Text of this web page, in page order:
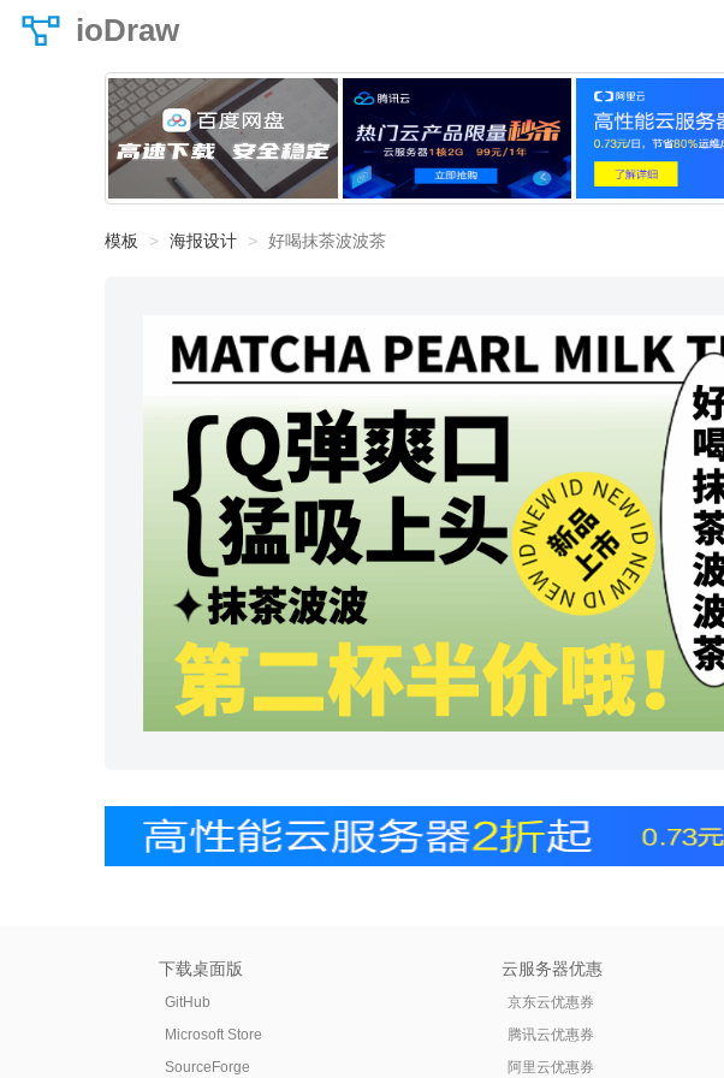
ioDraw
模板 海报设计 好喝抹茶波波茶
下载桌面版
GitHub
Microsoft Store
SourceForge
云服务器优惠
京东云优惠券
腾讯云优惠券
阿里云优惠券